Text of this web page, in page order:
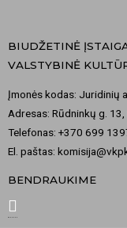
BIUDŽETINĖ
VALSTYBINĖ
Įmonės kodas: Juridinių
Adresas: Rūdninkų g.
Telefonas: +370 699
El. paštas:
BENDRAUKIME